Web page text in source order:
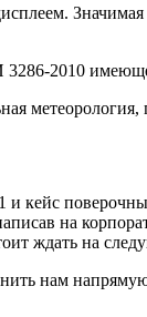
3286-2010
на
ждать на
нам